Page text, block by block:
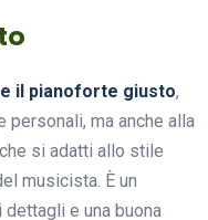
il pianoforte giusto,
ma anche alla
si adatti allo stile
musicista. È un
e una buona